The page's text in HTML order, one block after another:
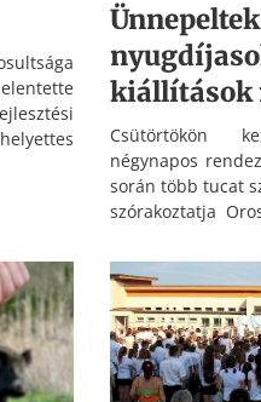
kiállítások
Csütörtökön
négynapos
során több tucat
szórakoztatja
alkalommal
nyugdíjasokat
helyiek
szakszervezeti